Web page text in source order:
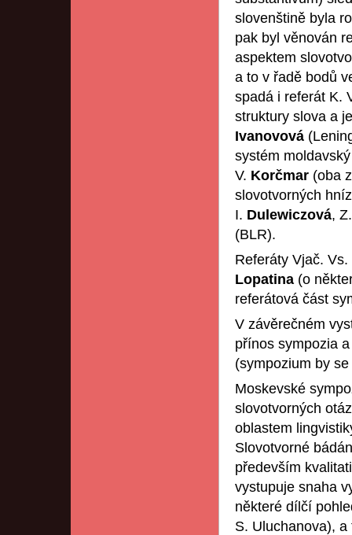
slovenštině byla
pak byl věnován
aspektem
a to v řadě bodů
spadá i referát K.
struktury slova a
Ivanovová
systém
V. Korčmar (oba
slovotvorných
I. Dulewiczová,
(BLR).
Referáty Vjač. Vs.
Lopatina (o
referátová část
V závěrečném
přínos sympozia
(sympozium by
Moskevské
slovotvorných
oblastem
Slovotvorné
především
vystupuje snaha
některé dílčí
S. Uluchanova),